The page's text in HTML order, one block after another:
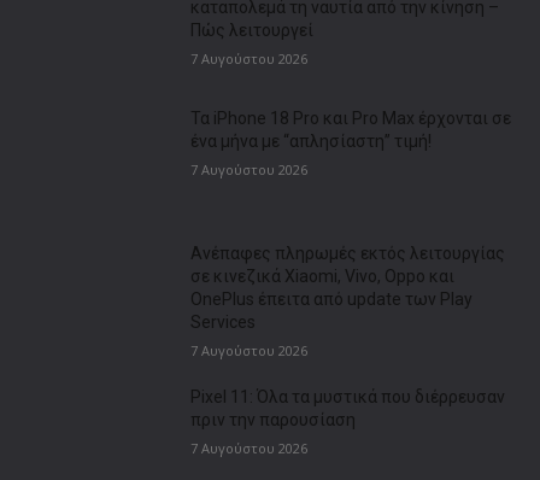
καταπολεμά τη ναυτία από την κίνηση –
Πώς λειτουργεί
7 Αυγούστου 2026
Τα iPhone 18 Pro και Pro Max έρχονται σε
ένα μήνα με “απλησίαστη” τιμή!
7 Αυγούστου 2026
Ανέπαφες πληρωμές εκτός λειτουργίας
σε κινεζικά Xiaomi, Vivo, Oppo και
OnePlus έπειτα από update των Play
Services
7 Αυγούστου 2026
Pixel 11: Όλα τα μυστικά που διέρρευσαν
πριν την παρουσίαση
7 Αυγούστου 2026